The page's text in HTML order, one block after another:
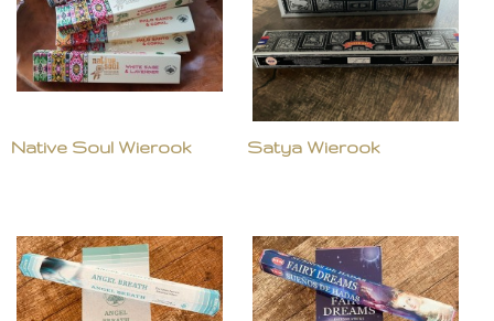
Native Soul Wierook Satya Wierook